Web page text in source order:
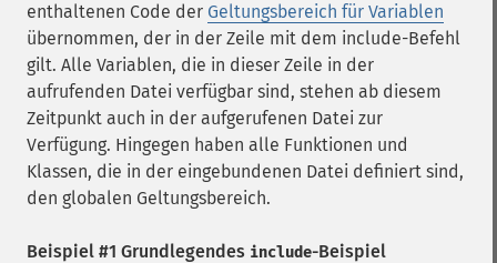
enthaltenen Code der Geltungsbereich für Variablen
übernommen, der in der Zeile mit dem include-Befehl
gilt. Alle Variablen, die in dieser Zeile in der
aufrufenden Datei verfügbar sind, stehen ab diesem
Zeitpunkt auch in der aufgerufenen Datei zur
Verfügung. Hingegen haben alle Funktionen und
Klassen, die in der eingebundenen Datei definiert sind,
den globalen Geltungsbereich.
Beispiel #1 Grundlegendes include-Beispiel